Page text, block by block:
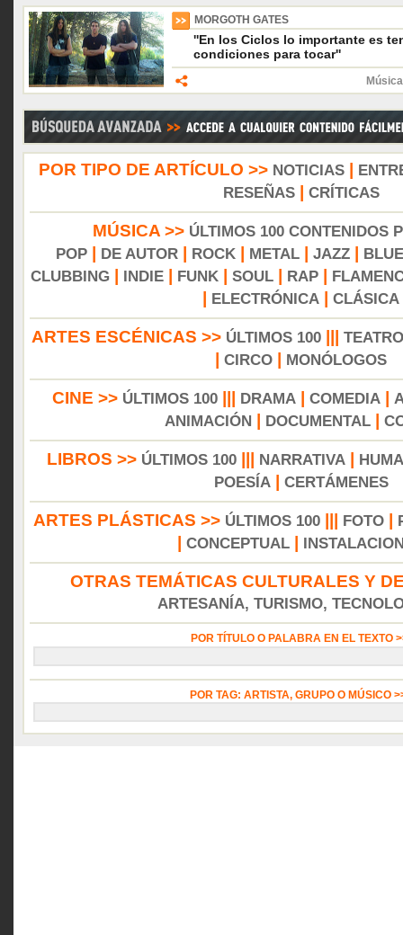
MORGOTH GATES
''En los Ciclos lo importante es
condiciones para tocar''
POR TIPO DE ARTÍCULO >> NOTICIAS|
RESEÑAS| CRÍTICAS
MÚSICA >> ÚLTIMOS 100 CONTENIDOS
POP
DE AUTOR ROCK METAL JAZZ
CLUBBING
INDIE FUNK SOUL RAP
ELECTRÓNICA CLÁSICA
ARTES ESCÉNICAS >> ÚLTIMOS 100||| TEATRO
CIRCO MONÓLOGOS
CINE >> ÚLTIMOS 100 DRAMA COMEDIA
ANIMACIÓN
DOCUMENTAL|
LIBROS >> ÚLTIMOS 100 NARRATIVA
POESÍA| CERTÁMENES
ARTES PLÁSTICAS >> ÚLTIMOS 100 FOTO
CONCEPTUAL
OTRAS TEMÁTICAS CULTURALES Y
ARTESANÍA, TURISMO,
POR TÍTULO O PALABRA EN EL TEXTO
POR TAG: ARTISTA, GRUPO O MÚSICO